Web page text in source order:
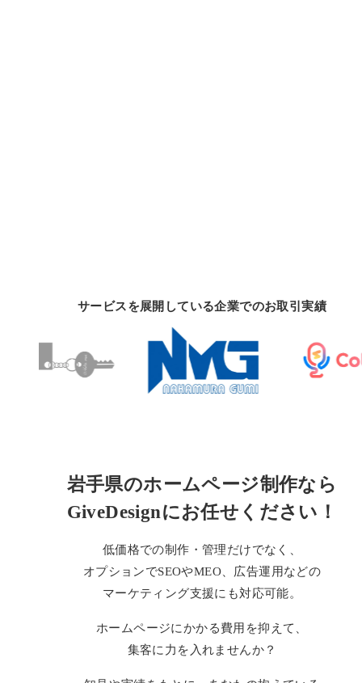
サービスを展開している企業でのお取引実績
岩手県のホームページ制作なら
GiveDesignにお任せください！
低価格での制作・管理だけでなく、
オプションでSEOやMEO、広告運用などの
マーケティング支援にも対応可能。
ホームページにかかる費用を抑えて、
集客に力を入れませんか？